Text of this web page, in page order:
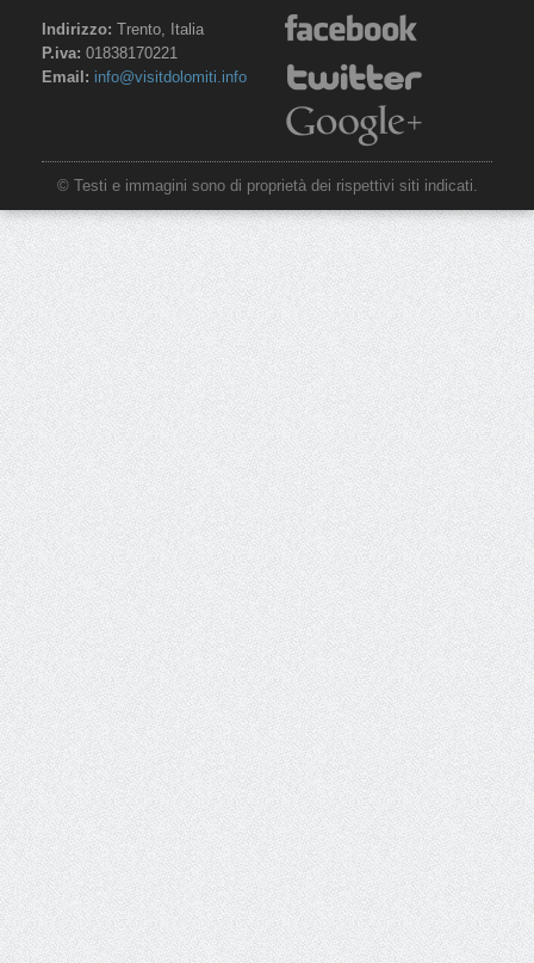
Indirizzo: Trento, Italia
P.iva: 01838170221
Email: info@visitdolomiti.info
© Testi e immagini sono di proprietà dei rispettivi siti indicati.